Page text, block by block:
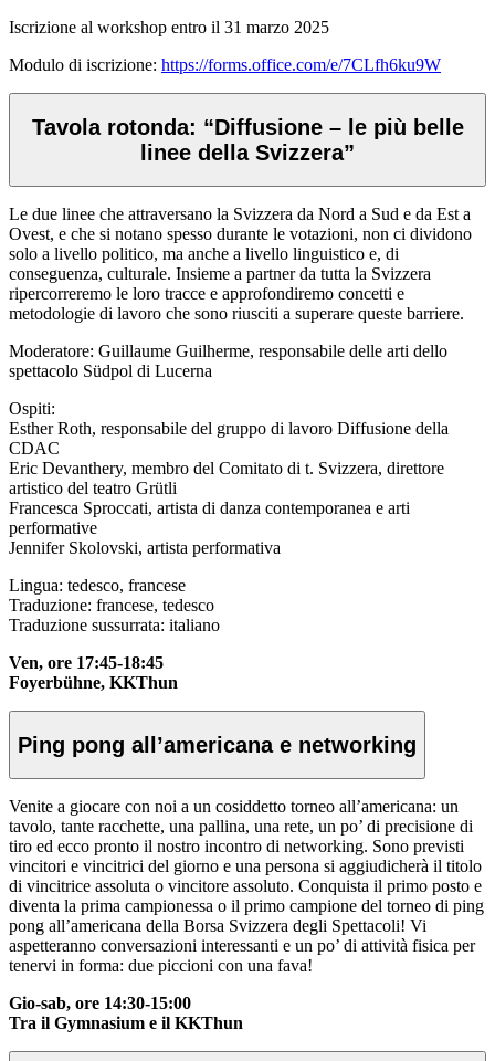
Iscrizione al workshop entro il 31 marzo 2025
Modulo di iscrizione: https://forms.office.com/e/7CLfh6ku9W
Tavola rotonda: “Diffusione – le più belle
linee della Svizzera”
Le due linee che attraversano la Svizzera da Nord a Sud e da Est a
Ovest, e che si notano spesso durante le votazioni, non ci dividono
solo a livello politico, ma anche a livello linguistico e, di
conseguenza, culturale. Insieme a partner da tutta la Svizzera
ripercorreremo le loro tracce e approfondiremo concetti e
metodologie di lavoro che sono riusciti a superare queste barriere.
Moderatore: Guillaume Guilherme, responsabile delle arti dello
spettacolo Südpol di Lucerna
Ospiti:
Esther Roth, responsabile del gruppo di lavoro Diffusione della
CDAC
Eric Devanthery, membro del Comitato di t. Svizzera, direttore
artistico del teatro Grütli
Francesca Sproccati, artista di danza contemporanea e arti
performative
Jennifer Skolovski, artista performativa
Lingua: tedesco, francese
Traduzione: francese, tedesco
Traduzione sussurrata: italiano
Ven, ore 17:45-18:45
Foyerbühne, KKThun
Ping pong all’americana e networking
Venite a giocare con noi a un cosiddetto torneo all’americana: un
tavolo, tante racchette, una pallina, una rete, un po’ di precisione di
tiro ed ecco pronto il nostro incontro di networking. Sono previsti
vincitori e vincitrici del giorno e una persona si aggiudicherà il titolo
di vincitrice assoluta o vincitore assoluto. Conquista il primo posto e
diventa la prima campionessa o il primo campione del torneo di ping
pong all’americana della Borsa Svizzera degli Spettacoli! Vi
aspetteranno conversazioni interessanti e un po’ di attività fisica per
tenervi in forma: due piccioni con una fava!
Gio-sab, ore 14:30-15:00
Tra il Gymnasium e il KKThun